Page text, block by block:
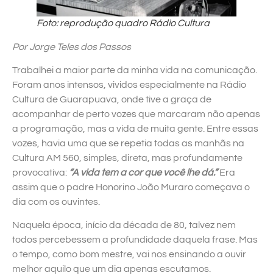
Foto: reprodução quadro Rádio Cultura
Por Jorge Teles dos Passos
Trabalhei a maior parte da minha vida na comunicação.
Foram anos intensos, vividos especialmente na Rádio
Cultura de Guarapuava, onde tive a graça de
acompanhar de perto vozes que marcaram não apenas
a programação, mas a vida de muita gente. Entre essas
vozes, havia uma que se repetia todas as manhãs na
Cultura AM 560, simples, direta, mas profundamente
provocativa: “A vida tem a cor que você lhe dá.”Era
assim que o padre Honorino João Muraro começava o
dia com os ouvintes.
Naquela época, início da década de 80, talvez nem
todos percebessem a profundidade daquela frase. Mas
o tempo, como bom mestre, vai nos ensinando a ouvir
melhor aquilo que um dia apenas escutamos.